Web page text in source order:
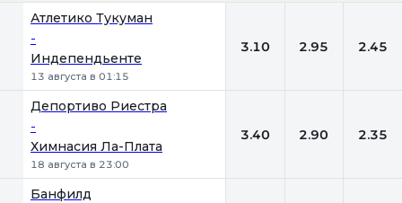
Атлетико Тукуман
-
Индепендьенте
13 августа в 01:15
3.10 2.95 2.45
Депортиво Риестра
-
Химнасия Ла-Плата
18 августа в 23:00
3.40 2.90 2.35
Банфилд